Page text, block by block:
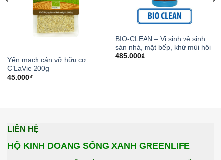
Yến mạch cán vỡ hữu cơ
C’LaVie 200g
45.000₫
BIO-CLEAN – Vi sinh vệ sinh
sàn nhà, mặt bếp, khử mùi hôi
485.000₫
LIÊN HỆ
HỘ KINH DOANG SỐNG XANH GREENLIFE